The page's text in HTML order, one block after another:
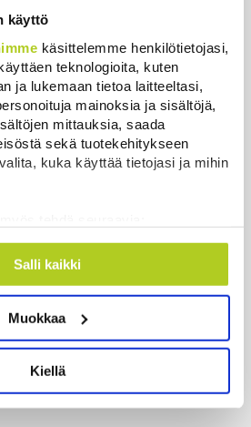
käyttö
käsittelemme henkilötietojasi,
teknologioita, kuten
ja lukemaan tietoa laitteeltasi,
mainoksia ja sisältöjä,
mittauksia, saada
sekä tuotekehitykseen
kuka käyttää tietojasi ja mihin
sijainnistasi,
metrin tarkkuudella
(sormenjäljen
käsitellään ja miten
sen milloin vain
Salli kaikki
Muokkaa
Kiellä
voitti
kätensä
– Miksi
Kiinan
peiterooli”
presidentti